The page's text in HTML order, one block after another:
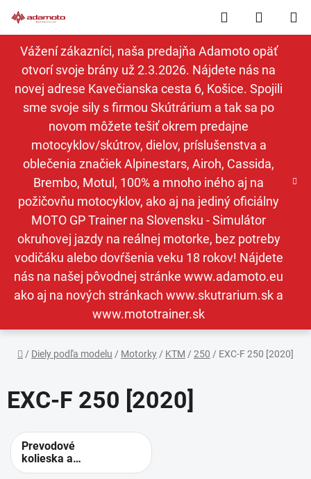
na
obsah
Vážení zákazníci, naša predajňa Adamoto opäť
otvorí svoje brány už 2.3.2026. Nájdete nás na
novej adrese Kavečianska cesta 6, Košice. Spojili
sme svoje sily s firmou Skútrárium a tak sa po
novom môžete tešiť okrem predajne
motocyklov/skútrov, dielov, príslušenstva a
oblečenia značiek Alpinestars, Airoh, Cassida,
Brembo, Motul, 100% a mnoho iného aj na
požičovňu motocyklov, ako aj na jediný oficiálny
MOTO GP Trainer na Slovensku - Simulátor
okruhovej jazdy na reálnej motorke, bez potreby
vodičáku alebo dovŕšenia veku 18 rokov! Nájdete
nás na našej pôvodnej stránke www.adamoto.eu
ako aj na nových stránkach www.skutrarium.sk a
www.mototrainer.sk
Hľadať
KOŠÍK
Domov
/ Diely podľa modelu / Motorky / KTM / 250 / EXC-F 250 [2020]
EXC-F 250 [2020]
Prevodové
kolieska a
rozety -